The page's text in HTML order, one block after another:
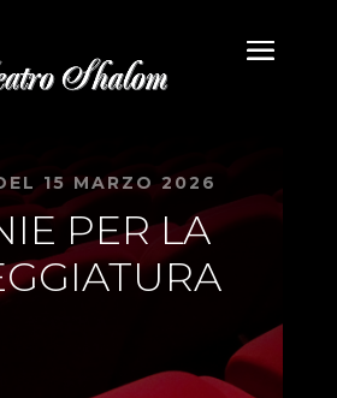
15 MARZO 2026
PER LA